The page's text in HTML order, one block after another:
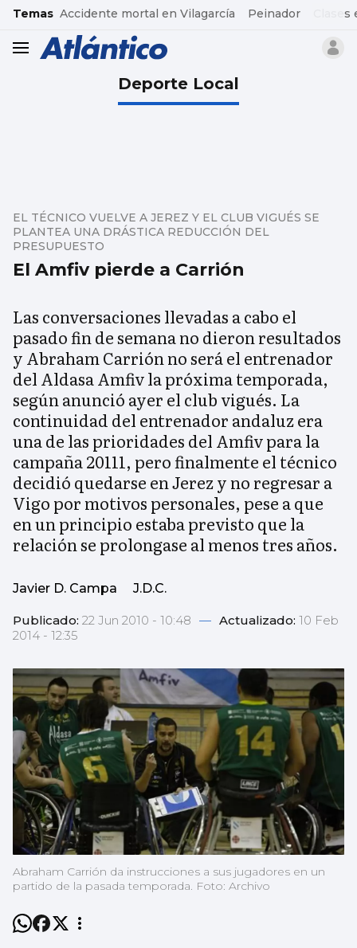
common.go-to-content
Temas Accidente mortal en Vilagarcía Peinador
header.menu.open
Deporte Local
El Amfiv pierde a Carrión
EL TÉCNICO VUELVE A JEREZ Y EL CLUB VIGUÉS SE
PLANTEA UNA DRÁSTICA REDUCCIÓN DEL
PRESUPUESTO
Las conversaciones llevadas a cabo el
pasado fin de semana no dieron resultados
y Abraham Carrión no será el entrenador
del Aldasa Amfiv la próxima temporada,
según anunció ayer el club vigués. La
continuidad del entrenador andaluz era
una de las prioridades del Amfiv para la
campaña 20111, pero finalmente el técnico
decidió quedarse en Jerez y no regresar a
Vigo por motivos personales, pese a que
en un principio estaba previsto que la
relación se prolongase al menos tres años.
Javier D. Campa J.D.C.
Publicado: 22 Jun 2010 - 10:48 — Actualizado: 10 Feb
2014 - 12:35
Abraham Carrión da instrucciones a sus jugadores en un
partido de la pasada temporada. Foto: Archivo